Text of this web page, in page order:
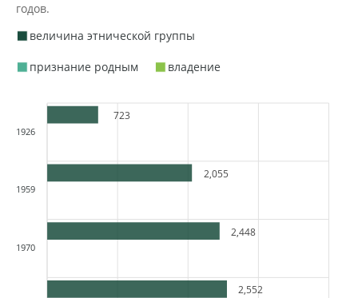
годов.
723
2,055
2,448
2,552
1926
1959
1970
величина этнической группы
признание родным владение